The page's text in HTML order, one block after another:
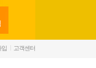
입 고객센터